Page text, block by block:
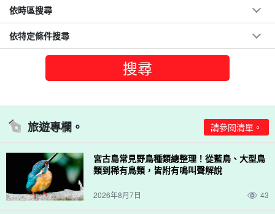
依時區搜尋
依特定條件搜尋
旅遊專欄。 請參閱清單。
宮古島常見野鳥種類總整理！從藍鳥、大型鳥
類到稀有鳥類，皆附有鳴叫聲解說
2026年8月7日 43